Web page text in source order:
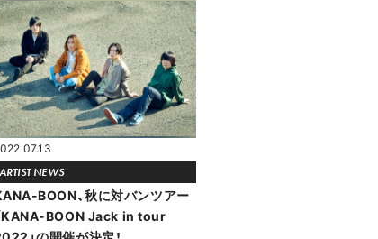
ARTIST NEWS
BOON、秋に対バンツアー
KANA-BOON Jack in tour